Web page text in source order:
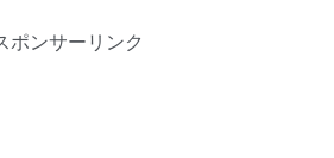
ポンサーリンク